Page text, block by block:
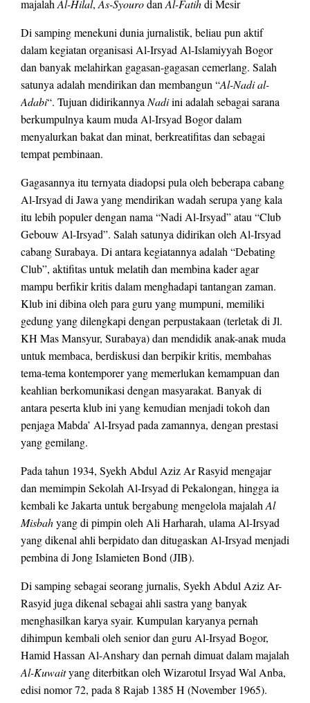
majalah Al-Hilal, As-Syourodan Al-Fatihdi Mesir
Di samping menekuni dunia jurnalistik, beliau pun aktif
dalam kegiatan organisasi Al-Irsyad Al-Islamiyyah Bogor
dan banyak melahirkan gagasan-gagasan cemerlang. Salah
satunya adalah mendirikan dan membangun “Al-Nadi al-
Adabi“. Tujuan didirikannya Nadiini adalah sebagai sarana
berkumpulnya kaum muda Al-Irsyad Bogor dalam
menyalurkan bakat dan minat, berkreatifitas dan sebagai
tempat pembinaan.
Gagasannya itu ternyata diadopsi pula oleh beberapa cabang
Al-Irsyad di Jawa yang mendirikan wadah serupa yang kala
itu lebih populer dengan nama “Nadi Al-Irsyad” atau “Club
Gebouw Al-Irsyad”. Salah satunya didirikan oleh Al-Irsyad
cabang Surabaya. Di antara kegiatannya adalah “Debating
Club”, aktifitas untuk melatih dan membina kader agar
mampu berfikir kritis dalam menghadapi tantangan zaman.
Klub ini dibina oleh para guru yang mumpuni, memiliki
gedung yang dilengkapi dengan perpustakaan (terletak di Jl.
KH Mas Mansyur, Surabaya) dan mendidik anak-anak muda
untuk membaca, berdiskusi dan berpikir kritis, membahas
tema-tema kontemporer yang memerlukan kemampuan dan
keahlian berkomunikasi dengan masyarakat. Banyak di
antara peserta klub ini yang kemudian menjadi tokoh dan
penjaga Mabda’ Al-Irsyad pada zamannya, dengan prestasi
yang gemilang.
Pada tahun 1934, Syekh Abdul Aziz Ar Rasyid mengajar
dan memimpin Sekolah Al-Irsyad di Pekalongan, hingga ia
kembali ke Jakarta untuk bergabung mengelola majalah Al
Misbahyang di pimpin oleh Ali Harharah, ulama Al-Irsyad
yang dikenal ahli berpidato dan ditugaskan Al-Irsyad menjadi
pembina di Jong Islamieten Bond (JIB).
Di samping sebagai seorang jurnalis, Syekh Abdul Aziz Ar-
Rasyid juga dikenal sebagai ahli sastra yang banyak
menghasilkan karya syair. Kumpulan karyanya pernah
dihimpun kembali oleh senior dan guru Al-Irsyad Bogor,
Hamid Hassan Al-Anshary dan pernah dimuat dalam majalah
Al-Kuwaityang diterbitkan oleh Wizarotul Irsyad Wal Anba,
edisi nomor 72, pada 8 Rajab 1385 H (November 1965).